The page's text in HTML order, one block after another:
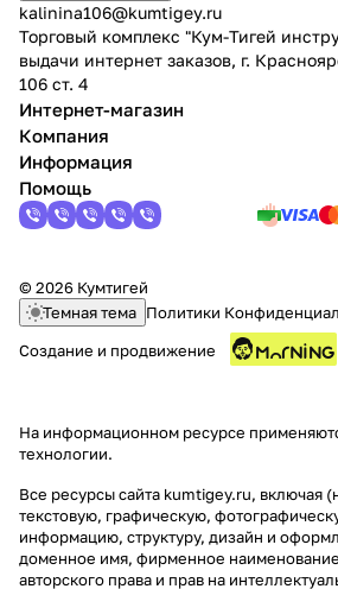
kalinina106@kumtigey.ru
Торговый комплекс "Кум-Тигей
выдачи интернет заказов, г.
106 ст. 4
Интернет-магазин
Компания
Информация
Помощь
© 2026 Кумтигей
Темная тема Политики
Создание и продвижение
На информационном ресурсе
технологии.
Все ресурсы сайта kumtigey.ru, включая
текстовую, графическую,
информацию, структуру, дизайн и
доменное имя, фирменное
авторского права и прав на